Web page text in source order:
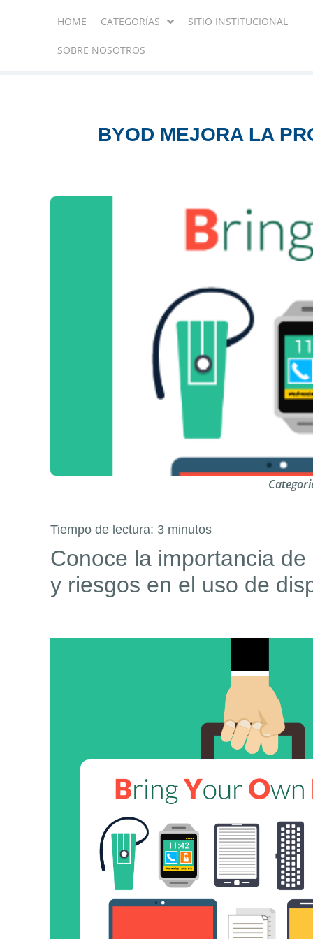
HOME CATEGORÍAS SITIO INSTITUCIONAL
SOBRE NOSOTROS
BYOD MEJORA LA
Tiempo de lectura: 3 minutos
Conoce la importancia
y riesgos en el uso de